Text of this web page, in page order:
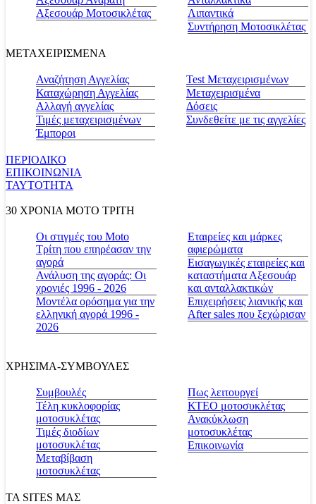
Αξεσουάρ Μοτοσικλέτας
Λιπαντικά
Συντήρηση Μοτοσικλέτας
ΜΕΤΑΧΕΙΡΙΣΜΕΝΑ
Αναζήτηση Αγγελίας
Καταχώρηση Αγγελίας
Αλλαγή αγγελίας
Τιμές μεταχειρισμένων
Έμποροι
Test Μεταχειρισμένων
Μεταχειρισμένα
Δόσεις
Συνδεθείτε με τις αγγελίες
ΠΕΡΙΟΔΙΚΟ
ΕΠΙΚΟΙΝΩΝΙΑ
ΤΑΥΤΟΤΗΤΑ
30 ΧΡΟΝΙΑ MOTO ΤΡΙΤΗ
Οι στιγμές του Moto
Τρίτη που επηρέασαν την
αγορά
Ανάλυση της αγοράς: Οι
χρονιές 1996 - 2026
Μοντέλα ορόσημα για την
ελληνική αγορά 1996 -
2026
Εταιρείες και μάρκες
αφιερώματα
Εισαγωγικές εταιρείες και
καταστήματα Αξεσουάρ
και ανταλλακτικών
Επιχειρήσεις λιανικής και
After sales που ξεχώρισαν
ΧΡΗΣΙΜΑ-ΣΥΜΒΟΥΛΕΣ
Συμβουλές
Τέλη κυκλοφορίας
μοτοσυκλέτας
Τιμές διοδίων
μοτοσυκλέτας
Μεταβίβαση
μοτοσυκλέτας
Πως λειτουργεί
ΚΤΕΟ μοτοσυκλέτας
Ανακύκλωση
μοτοσυκλέτας
Επικοινωνία
ΤΑ SITES ΜΑΣ